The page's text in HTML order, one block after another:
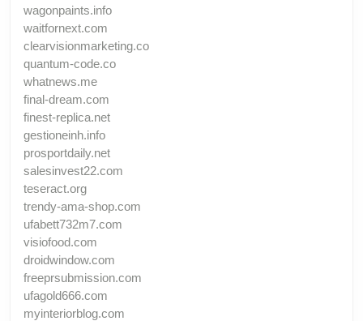
wagonpaints.info
waitfornext.com
clearvisionmarketing.co
quantum-code.co
whatnews.me
final-dream.com
finest-replica.net
gestioneinh.info
prosportdaily.net
salesinvest22.com
teseract.org
trendy-ama-shop.com
ufabett732m7.com
visiofood.com
droidwindow.com
freeprsubmission.com
ufagold666.com
myinteriorblog.com